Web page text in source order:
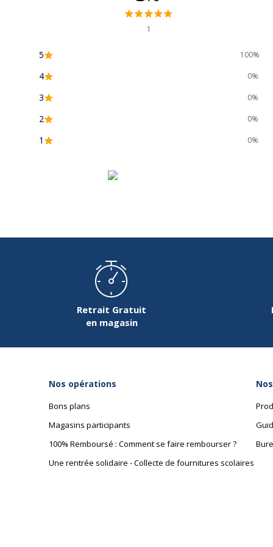
Type de couverture
1
5 100%
4 0%
3 0%
2 0%
1 0%
Retrait Gratuit
en magasin
Nos opérations
Bons plans
Magasins participants
100% Remboursé : Comment se faire rembourser ?
Une rentrée solidaire - Collecte de fournitures scolaires